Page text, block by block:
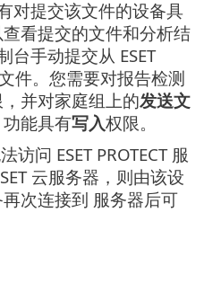
对提交该文件的设备具
看提交的文件和分析结
台手动提交从 ESET
件。您需要对报告检测
并对家庭组上的发送文
功能具有写入权限。
问 ESET PROTECT 服
云服务器，则由该设
次连接到 服务器后可